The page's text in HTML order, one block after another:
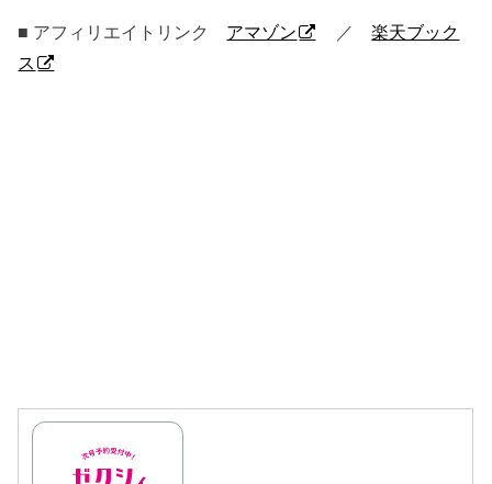
■ アフィリエイトリンク アマゾン ／楽天ブック
ス